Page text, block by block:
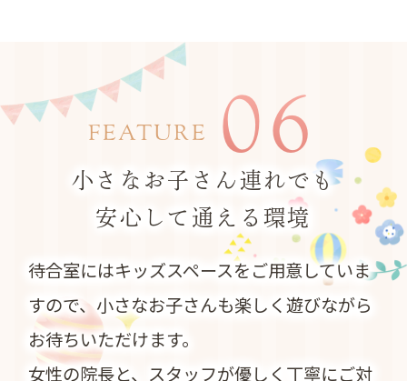
FEATURE 06
小さなお子さん連れでも
安心して通える環境
待合室にはキッズスペースをご用意していま
すので、小さなお子さんも楽しく遊びながら
お待ちいただけます。
女性の院長と、スタッフが優しく丁寧にご対